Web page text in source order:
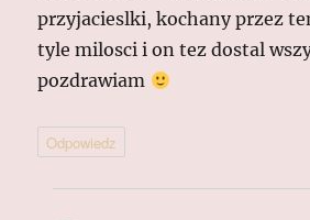
przyjacieslki, kochany przez
tyle milosci i on tez dostal
pozdrawiam
Odpowiedz